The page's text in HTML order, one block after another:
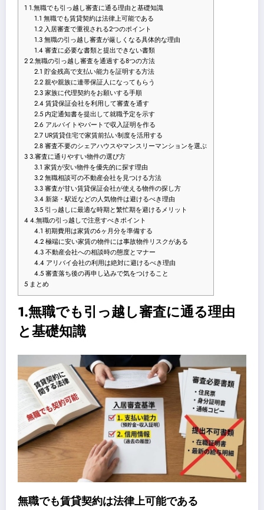
1 1.無職でも引っ越し審査に通る理由と基礎知識
1.1 無職でも賃貸契約は法律上可能である
1.2 入居審査で重視される2つのポイント
1.3無職の引っ越し審査が厳しくなる具体的な理由
1.4審査に必要な書類と提出できない書類
22.無職の引っ越し審査を通過する8つの方法
2.1 貯金残高で支払い能力を証明する方法
2.2親や親族に連帯保証人になってもらう
2.3家族に代理契約をお願いする手順
2.4賃貸保証会社を利用して審査を通す
2.5 内定通知書を提出して就職予定を示す
2.6 アルバイトやパートで収入証明を作る
2.7UR賃貸住宅で家賃前払い制度を活用する
2.8審査不要のシェアハウスやマンスリーマンションを選ぶ
33.審査に通りやすい物件の選び方
3.1 家賃が安い物件を優先的に探す理由
3.2無職相談可の不動産会社を見つける方法
3.3審査が甘い賃貸保証会社が使える物件の探し方
3.4新築・駅近などの人気物件は避けるべき理由
3.5 引っ越しに最適な時期と繁忙期を避けるメリット
44.無職の引っ越しで注意すべきポイント
4.1 初期費用は家賃の6ヶ月分を準備する
4.2極端に安い家賃の物件には事故物件リスクがある
4.3不動産会社への相談時の態度とマナー
4.4 アリバイ会社の利用は絶対に避けるべき理由
4.5審査落ち後の再申し込みで気をつけること
5 まとめ
1.無職でも引っ越し審査に通る理由
と基礎知識
無職でも賃貸契約は法律上可能である